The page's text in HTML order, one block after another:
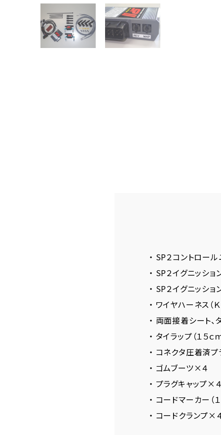
・ SP２コントロール
・ SP２イグニッショ
・ SP２イグニッショ
・ ワイヤハーネス（Ｋ
・ 両面接着シート、
・ タイラップ（１５
・ コネクタ圧着済
・ ゴムブーツ×４
・ プラグキャップ×
・ コードマーカー（
・ コードクランプ×